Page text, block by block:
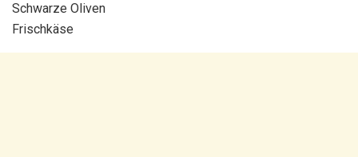
Schwarze Oliven
Frischkäse